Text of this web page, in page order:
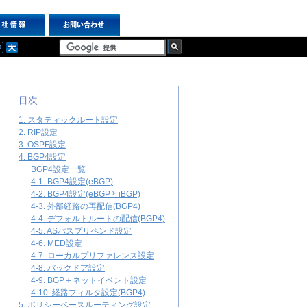
目次
1. スタティックルート設定
2. RIP設定
3. OSPF設定
4. BGP4設定
BGP4設定一覧
4-1. BGP4設定(eBGP)
4-2. BGP4設定(eBGPとiBGP)
4-3. 外部経路の再配信(BGP4)
4-4. デフォルトルートの配信(BGP4)
4-5. ASパスプリペンド設定
4-6. MED設定
4-7. ローカルプリファレンス設定
4-8. バックドア設定
4-9. BGP＋ネットイベント設定
4-10. 経路フィルタ設定(BGP4)
5. ポリシーベースルーティング設定